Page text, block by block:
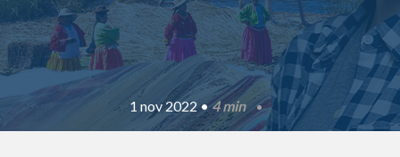
1 nov 2022 •4 min